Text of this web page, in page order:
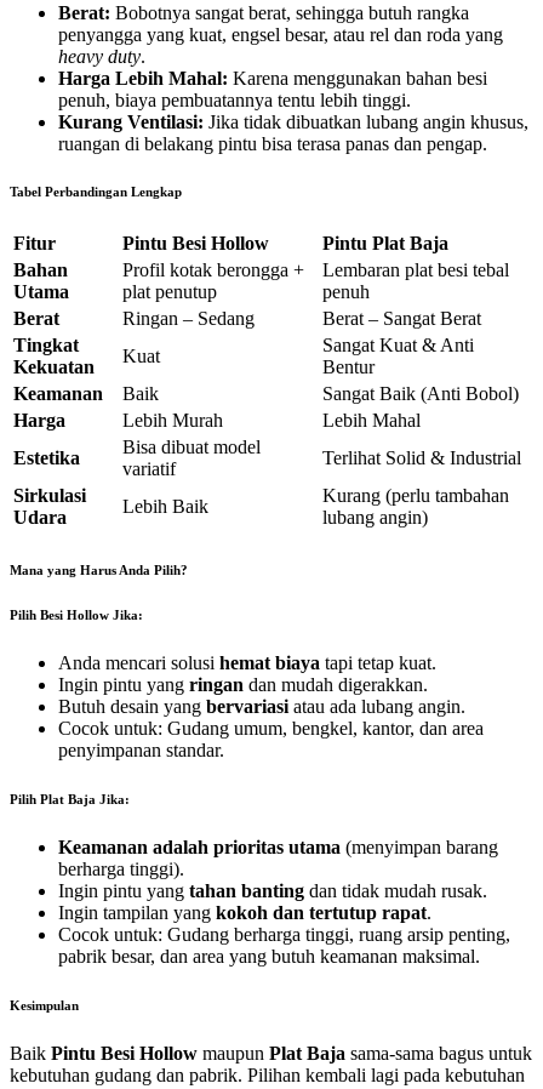
Berat: Bobotnya sangat berat, sehingga butuh rangka
penyangga yang kuat, engsel besar, atau rel dan roda yang
heavy duty.
Harga Lebih Mahal: Karena menggunakan bahan besi
penuh, biaya pembuatannya tentu lebih tinggi.
Kurang Ventilasi: Jika tidak dibuatkan lubang angin khusus,
ruangan di belakang pintu bisa terasa panas dan pengap.
Tabel Perbandingan Lengkap
Fitur Pintu Besi Hollow
Pintu Plat Baja
Bahan
Utama
Profil kotak berongga +
plat penutup
Lembaran plat besi tebal
penuh
Berat
Ringan – Sedang
Berat – Sangat Berat
Tingkat
Kekuatan
Kuat
Sangat Kuat & Anti
Bentur
Keamanan
Baik
Sangat Baik (Anti Bobol)
Harga
Lebih Murah
Lebih Mahal
Estetika
Bisa dibuat model
variatif
Terlihat Solid & Industrial
Sirkulasi
Udara
Lebih Baik
Kurang (perlu tambahan
lubang angin)
Mana yang Harus Anda Pilih?
Pilih Besi Hollow Jika:
Anda mencari solusi hemat biaya tapi tetap kuat.
Ingin pintu yang ringan dan mudah digerakkan.
Butuh desain yang bervariasi atau ada lubang angin.
Cocok untuk: Gudang umum, bengkel, kantor, dan area
penyimpanan standar.
Pilih Plat Baja Jika:
Keamanan adalah prioritas utama (menyimpan barang
berharga tinggi).
Ingin pintu yang tahan banting dan tidak mudah rusak.
Ingin tampilan yang kokoh dan tertutup rapat.
Cocok untuk: Gudang berharga tinggi, ruang arsip penting,
pabrik besar, dan area yang butuh keamanan maksimal.
Kesimpulan
Baik Pintu Besi Hollow maupun Plat Baja sama-sama bagus untuk
kebutuhan gudang dan pabrik. Pilihan kembali lagi pada kebutuhan